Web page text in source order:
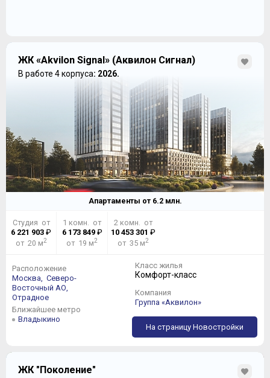
ЖК «Akvilon Signal» (Аквилон Сигнал)
В работе 4 корпуса: 2026.
Апартаменты от 6.2млн.
Студия от
6 221 903 ₽
от 20 м2
1 комн. от
6 173 849₽
от 19 м2
2 комн. от
10 453 301 ₽
от 35 м2
Расположение
Москва, Северо-
Восточный АО,
Отрадное
Ближайшее метро
Владыкино
Класс жилья
Комфорт-класс
Компания
Группа «Аквилон»
На страницу Новостройки
ЖК "Поколение"